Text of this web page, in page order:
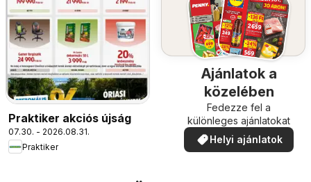
Praktiker akciós újság
07.30. - 2026.08.31.
Praktiker
Ajánlatok a
közelében
Fedezze fel a
különleges ajánlatokat
Helyi ajánlatok